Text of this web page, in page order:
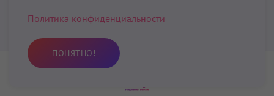
Медитации
Медитация для освобождения от глубокого
хронического внутреннего гнева
Политика конфиденциальности
ПОНЯТНО!